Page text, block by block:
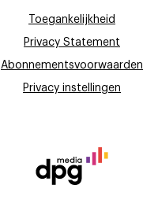
Toegankelijkheid
Privacy Statement
Abonnementsvoorwaarden
Privacy instellingen